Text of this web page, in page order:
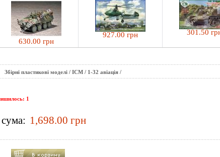
630.00 грн
927.00 грн 301.50 грн
Збірні пластикові моделі / ICM / 1-32 авіація /
1